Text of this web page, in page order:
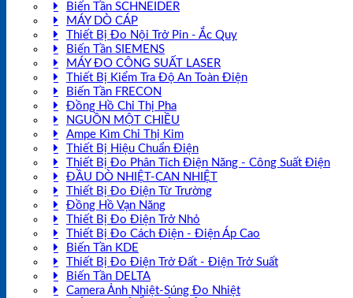
Biến Tần SCHNEIDER
MÁY DÒ CÁP
Thiết Bị Đo Nội Trở Pin - Ắc Quy
Biến Tần SIEMENS
MÁY ĐO CÔNG SUẤT LASER
Thiết Bị Kiểm Tra Độ An Toàn Điện
Biến Tần FRECON
Đồng Hồ Chỉ Thị Pha
NGUỒN MỘT CHIỀU
Ampe Kìm Chỉ Thị Kim
Thiết Bị Hiệu Chuẩn Điện
Thiết Bị Đo Phân Tích Điện Năng - Công Suất Điện
ĐẦU DÒ NHIỆT-CAN NHIỆT
Thiết Bị Đo Điện Từ Trường
Đồng Hồ Vạn Năng
Thiết Bị Đo Điện Trở Nhỏ
Thiết Bị Đo Cách Điện - Điện Áp Cao
Biến Tần KDE
Thiết Bị Đo Điện Trở Đất - Điện Trở Suất
Biến Tần DELTA
Camera Ảnh Nhiệt-Súng Đo Nhiệt